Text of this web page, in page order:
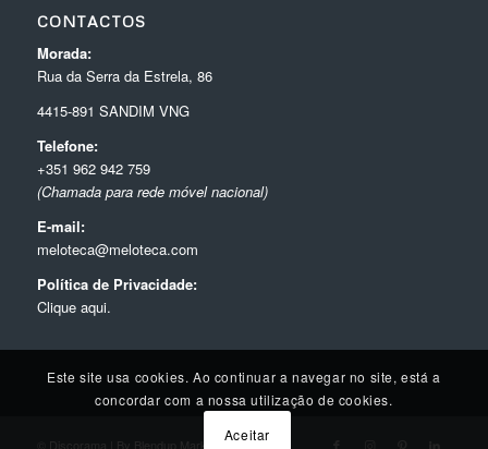
CONTACTOS
Morada:
Rua da Serra da Estrela, 86
4415-891 SANDIM VNG
Telefone:
+351 962 942 759
(Chamada para rede móvel nacional)
E-mail:
meloteca@meloteca.com
Política de Privacidade:
Clique aqui.
© Discorama | By Blendup Marketing Digital
Este site usa cookies. Ao continuar a navegar no site, está a
concordar com a nossa utilização de cookies.
Aceitar